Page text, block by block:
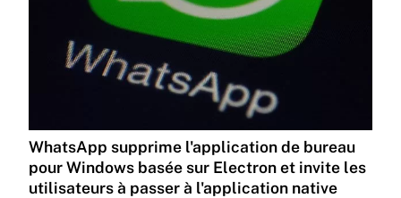
WhatsApp supprime l'application de bureau
pour Windows basée sur Electron et invite les
utilisateurs à passer à l'application native